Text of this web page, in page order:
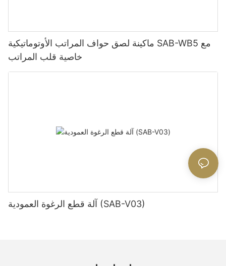
ماكينة لصق حواف المراتب الأوتوماتيكية SAB-WB5 مع
خاصية قلب المراتب
آلة قطع الرغوة العمودية (SAB-V03)